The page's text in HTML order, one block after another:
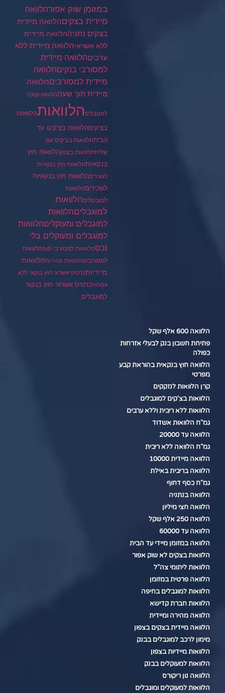
במזומן שוק אפורהלוואה
מיידית בצקיםהלוואה מיידית
בצקים נתניההלוואה מיידית
ללא אשראיהלוואה מיידית ללא
ערביםהלוואה מיידית
למסורבי בנקיםהלוואה
מיידית למסורביםהלוואה
מיידית תוך שעההלוואה קטנה
למוגבלים הלוואותהלוואות
בצ'קיםהלוואות בצ'קים עד
הביתהלוואות בצ'קים עם
שליחהלוואות בצפוןהלוואות חוץ
בנקאיותהלוואות חוץ בנקאיות
לצעיריםהלוואות חוץ בנקאיות
לשכיריםהלוואות
למובטליםהלוואות
למוגבליםהלוואות
למוגבלים ומעוקליםהלוואות
למוגבלים ומעוקלים בלי
נכסהלוואות למסורבי bdi
הלוואות
למסורביםהלוואות מהירותהלוואות
מיידיותכרטיס אשראי חוץ בנקאי ללא
עמלותכרטיס אשראי חוץ בנקאי
למוגבלים
הלוואה 600 אלף שקל
פתיחת חשבון בנק לבעלי אזרחות
כפולה
הלוואה חוץ בנקאית בהוראת קבע
מפרטי
קרן הלוואות לנזקקים
הלוואות בצ'קים למוגבלים
הלוואות ללא ריבית וללא ערבים
גמ"ח הלוואות אשדוד
הלוואה עד 20000
גמ"ח הלוואה ללא ריבית
הלוואה מיידית 10000
הלוואה בריבית באילת
גמ"ח כסף דחוף
הלוואה בנתניה
הלוואה חצי מיליון
הלוואה 250 אלף שקל
הלוואה עד 60000
הלוואה במזומן מיידי עד הבית
הלוואות בצקים לא שוק אפור
הלוואות ליתומי צה"ל
הלוואה פרטית במזומן
הלוואות למוגבלים בחיפה
הלוואות חברת קדישא
הלוואה מהירה ומיידית
הלוואה מיידית בצקים בצפון
מימון לרכב למוגבלים בבנק
הלוואות מיידיות בצפון
הלוואות למעוקלים בבנק
הלוואה נון ריקורס
הלוואות למעוקלים ומוגבלים